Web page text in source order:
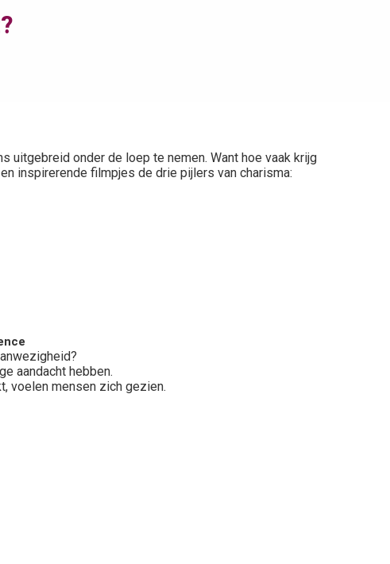
uitgebreid onder de loep te nemen. Want hoe vaak krijg
inspirerende filmpjes de drie pijlers van charisma:
aandacht hebben.
voelen mensen zich gezien.